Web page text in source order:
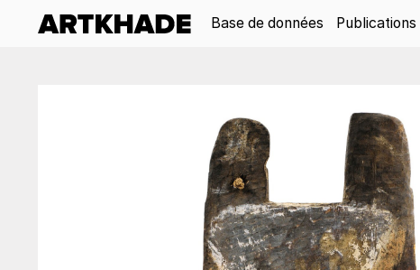
Base de données Publications